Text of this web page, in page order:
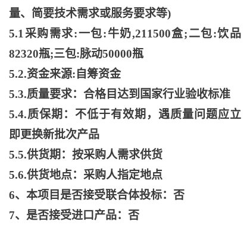
量、简要技术需求或服务要求等)
5.1采购需求:一包:牛奶,211500盒;二包:饮品
82320瓶;三包:脉动50000瓶
5.2.资金来源:自筹资金
5.3.质量要求：合格目达到国家行业验收标准
5.4.质保期：不低于有效期，遇质量问题应立
即更换新批次产品
5.5.供货期：按采购人需求供货
5.6.供货地点：采购人指定地点
6、本项目是否接受联合体投标：否
7、是否接受进口产品：否